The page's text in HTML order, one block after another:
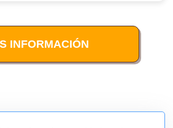
INFORMACIÓN